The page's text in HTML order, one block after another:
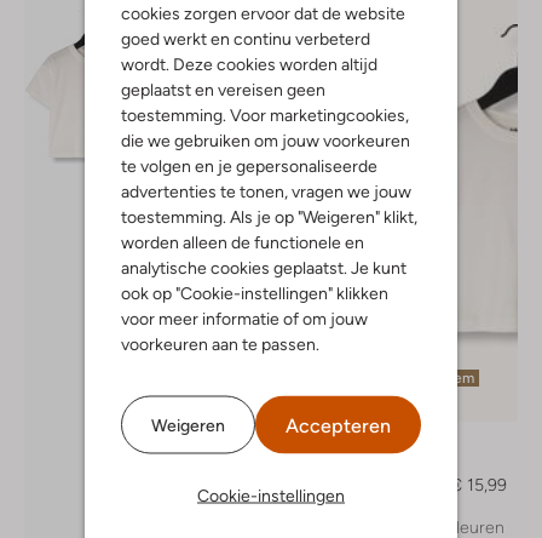
cookies zorgen ervoor dat de website
goed werkt en continu verbeterd
wordt. Deze cookies worden altijd
geplaatst en vereisen geen
toestemming. Voor marketingcookies,
die we gebruiken om jouw voorkeuren
te volgen en je gepersonaliseerde
advertenties te tonen, vragen we jouw
toestemming. Als je op "Weigeren" klikt,
worden alleen de functionele en
analytische cookies geplaatst. Je kunt
ook op "Cookie-instellingen" klikken
voor meer informatie of om jouw
voorkeuren aan te passen.
Weigeren Accepteren
Cookie-instellingen
Laatste item
-60%
Molo
€ 15,99
+ meer kleuren